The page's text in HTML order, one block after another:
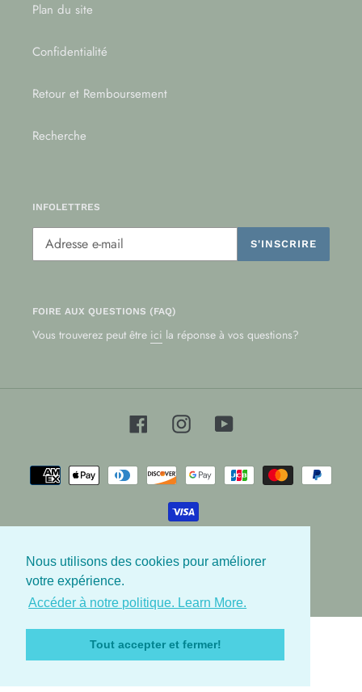
Nous utilisons des cookies pour améliorer
votre expérience.
Accéder à notre politique. Learn More.
Tout accepter et fermer!
Plan du site
Confidentialité
Retour et Remboursement
Recherche
INFOLETTRES
S'INSCRIRE
FOIRE AUX QUESTIONS (FAQ)
Vous trouverez peut être ici la réponse à vos questions?
FacebookInstagramYouTube
Moyens
de
paiement
© 2026,Les Babygators
Utilisez
flèches